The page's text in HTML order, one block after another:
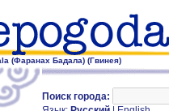
(Фаранах Бадала) (Гвинея)
Поиск города: